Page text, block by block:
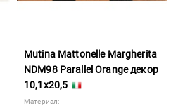
Mutina Mattonelle Margherita
NDM98 Parallel Orange декор
10,1x20,5
Материал: